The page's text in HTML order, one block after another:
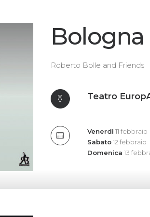
Bologna
Roberto Bolle and Friends
Teatro
Venerdì 11 febbraio
Sabato12 febbraio
Domenica 13